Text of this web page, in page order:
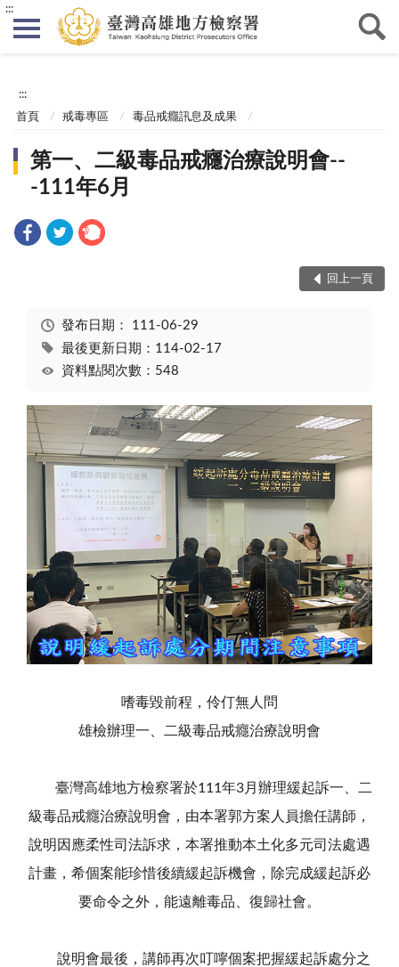
:::
:::
首頁 戒毒專區 毒品戒癮訊息及成果
第一、二級毒品戒癮治療說明會--
-111年6月
回上一頁
發布日期： 111-06-29
最後更新日期：114-02-17
資料點閱次數：548
嗜毒毀前程，伶仃無人問
雄檢辦理一、二級毒品戒癮治療說明會
臺灣高雄地方檢察署於111年3月辦理緩起訴一、二
級毒品戒癮治療說明會，由本署郭方案人員擔任講師，
說明因應柔性司法訴求，本署推動本土化多元司法處遇
計畫，希個案能珍惜後續緩起訴機會，除完成緩起訴必
要命令之外，能遠離毒品、復歸社會。
說明會最後，講師再次叮嚀個案把握緩起訴處分之